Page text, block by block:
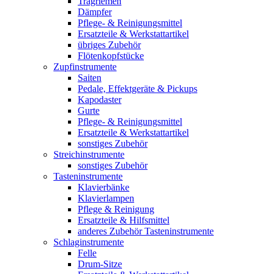
Dämpfer
Pflege- & Reinigungsmittel
Ersatzteile & Werkstattartikel
übriges Zubehör
Flötenkopfstücke
Zupfinstrumente
Saiten
Pedale, Effektgeräte & Pickups
Kapodaster
Gurte
Pflege- & Reinigungsmittel
Ersatzteile & Werkstattartikel
sonstiges Zubehör
Streichinstrumente
sonstiges Zubehör
Tasteninstrumente
Klavierbänke
Klavierlampen
Pflege & Reinigung
Ersatzteile & Hilfsmittel
anderes Zubehör Tasteninstrumente
Schlaginstrumente
Felle
Drum-Sitze